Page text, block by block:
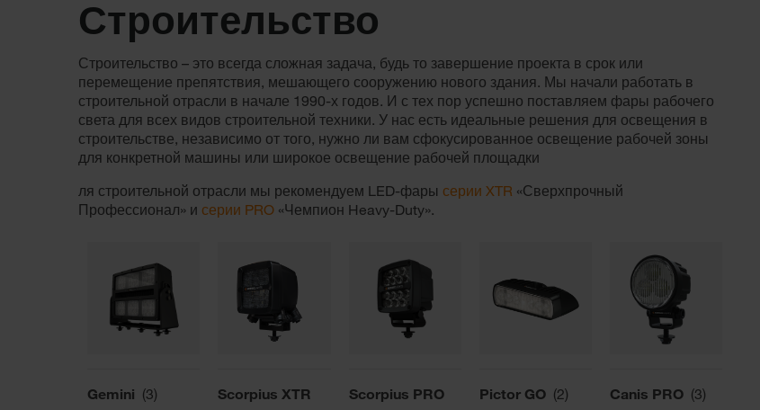
Строительство
Строительство – это всегда сложная задача, будь то завершение проекта в срок или
перемещение препятствия, мешающего сооружению нового здания. Мы начали работать в
строительной отрасли в начале 1990-х годов. И с тех пор успешно поставляем фары рабочего
света для всех видов строительной техники. У нас есть идеальные решения для освещения в
строительстве, независимо от того, нужно ли вам сфокусированное освещение рабочей зоны
для конкретной машины или широкое освещение рабочей площадки
ля строительной отрасли мы рекомендуем LED-фары серии XTR «Сверхпрочный
Профессионал» и серии PRO «Чемпион Heavy-Duty».
Gemini (3)
Scorpius XTR
Scorpius PRO
Pictor GO (2) Canis PRO (3)